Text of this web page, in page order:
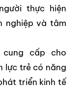
thực hiện
nghiệp và tâm
cấp cho
lực trẻ có năng
triển kinh tế